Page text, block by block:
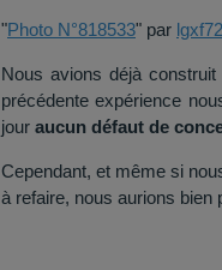
"Photo N°818533" par
Nous avions déjà
précédente expérience
jour aucun défaut de
Cependant, et même si
à refaire, nous aurions bien